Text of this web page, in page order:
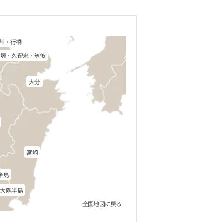
大分
・行橋
・久留米・筑後
宮崎
島
隅半島
全国地図に戻る